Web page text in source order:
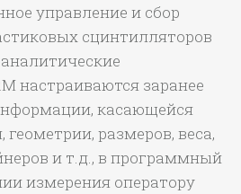
управление и сбор
сцинтилляторов
настраиваются заранее
касающейся
размеров, веса,
и т.д., в программный
измерения оператору